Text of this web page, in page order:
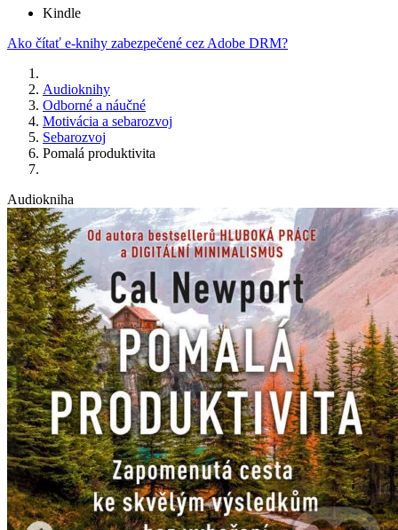
Kindle
Ako čítať e-knihy zabezpečené cez Adobe DRM?
Audioknihy
Odborné a náučné
Motivácia a sebarozvoj
Sebarozvoj
Pomalá produktivita
Audiokniha